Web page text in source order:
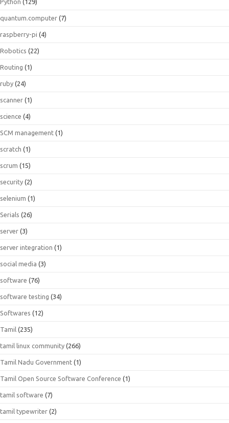
quantum.computer (7)
raspberry-pi (4)
Robotics (22)
Routing (1)
ruby (24)
scanner (1)
science (4)
SCM management (1)
scratch (1)
scrum (15)
security (2)
selenium (1)
Serials (26)
server (3)
server integration (1)
social media (3)
software (76)
software testing (34)
Softwares (12)
Tamil (235)
tamil linux community (266)
Tamil Nadu Government (1)
Tamil Open Source Software Conference (1)
tamil software (7)
tamil typewriter (2)